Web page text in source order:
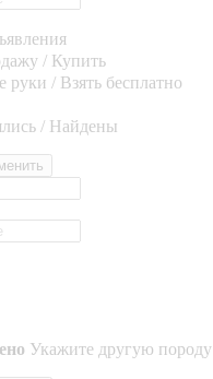
/ Купить
руки / Взять бесплатно
/ Найдены
Укажите другую породу